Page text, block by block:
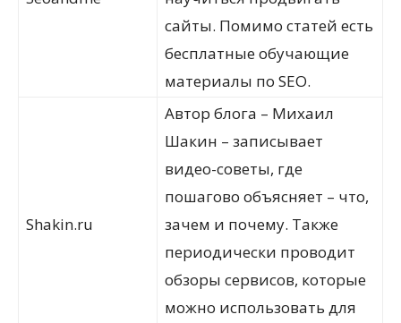
сайты. Помимо статей есть
бесплатные обучающие
материалы по SEO.
Shakin.ru
Автор блога – Михаил
Шакин – записывает
видео-советы, где
пошагово объясняет – что,
зачем и почему. Также
периодически проводит
обзоры сервисов, которые
можно использовать для